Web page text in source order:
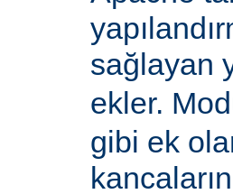
sağlayan
ekler.
gibi ek